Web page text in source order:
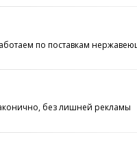
по поставкам
без лишней рекламы